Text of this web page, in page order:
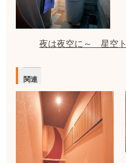
夜は夜空に～ 星空
関連